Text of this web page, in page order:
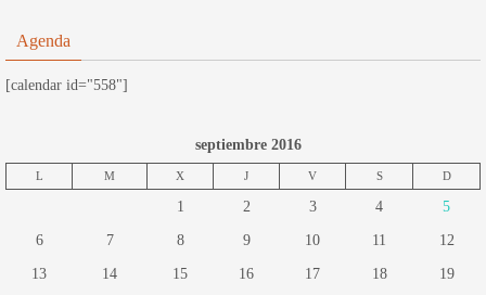
Agenda
[calendar id="558"]
septiembre 2016
L M X J V S D
1 2 3 4 5
6 7 8 9 10 11 12
13 14 15 16 17 18 19